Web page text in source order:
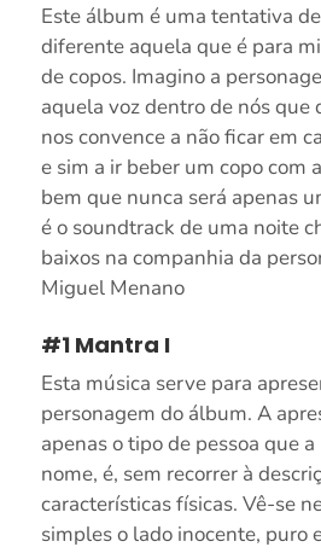
Este álbum é uma tentativa
diferente aquela que é para
de copos. Imagino a
aquela voz dentro de nós que
nos convence a não ficar em
e sim a ir beber um copo com
bem que nunca será apenas
é o soundtrack de uma noite
baixos na companhia da
Miguel Menano
#1 Mantra I
Esta música serve para
personagem do álbum. A
apenas o tipo de pessoa que
nome, é, sem recorrer à
características físicas. Vê-se
simples o lado inocente, puro